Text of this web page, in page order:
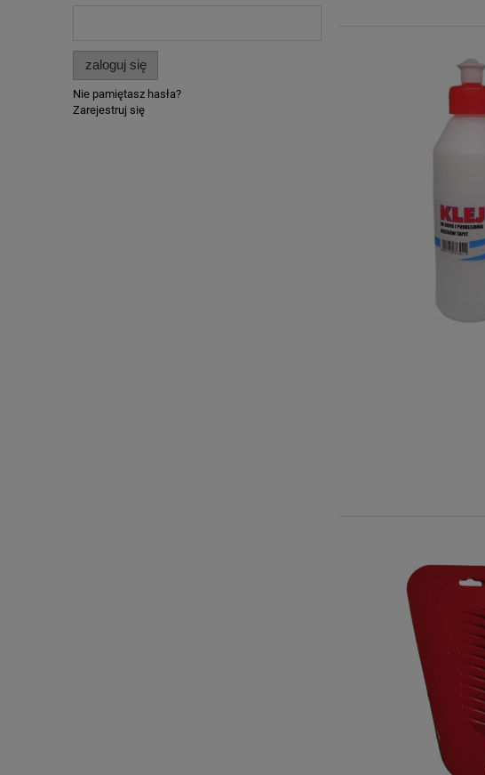
zaloguj się
Nie pamiętasz hasła?
Zarejestruj się